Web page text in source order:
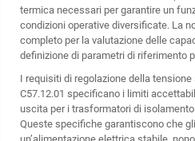
termica necessari per garantire un
condizioni operative diversificate. La
completo per la valutazione delle
definizione di parametri di riferimento
I requisiti di regolazione della
C57.12.01 specificano i limiti
uscita per i trasformatori di
Queste specifiche garantiscono che